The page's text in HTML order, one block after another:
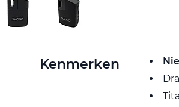
Kenmerken